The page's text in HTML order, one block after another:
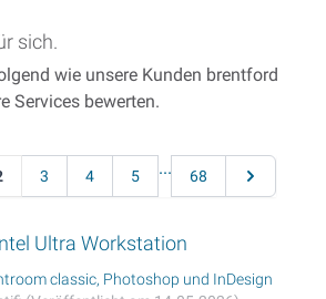
sich.
wie unsere Kunden brentford
Services bewerten.
Seite
lesen gerade Seite
Seite
3 Seite
4 Seite
5 ... Seite
68 Seite
Ultra Workstation
classic, Photoshop und InDesign